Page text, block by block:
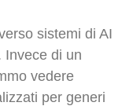
sistemi di AI
Invece di un
vedere
per generi